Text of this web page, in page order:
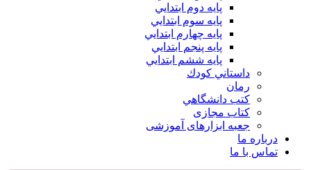
پايه دوم ابتدايي
پايه سوم ابتدايي
پايه چهارم ابتدايي
پايه پنجم ابتدايي
پايه ششم ابتدايي
داستاني كودك
رمان
كتب دانشگاهي
کتاب مجازی
جعبه ابزارهای آموزشی
درباره ما
تماس با ما